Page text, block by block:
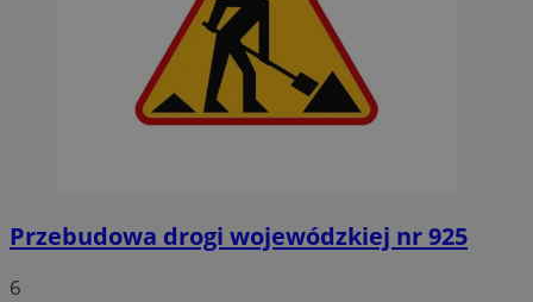
Przebudowa drogi wojewódzkiej nr 925
6